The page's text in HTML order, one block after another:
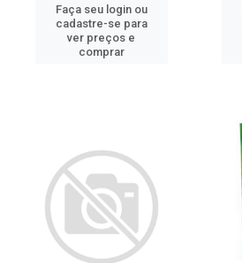
Faça seu login ou
cadastre-se para
ver preços e
comprar